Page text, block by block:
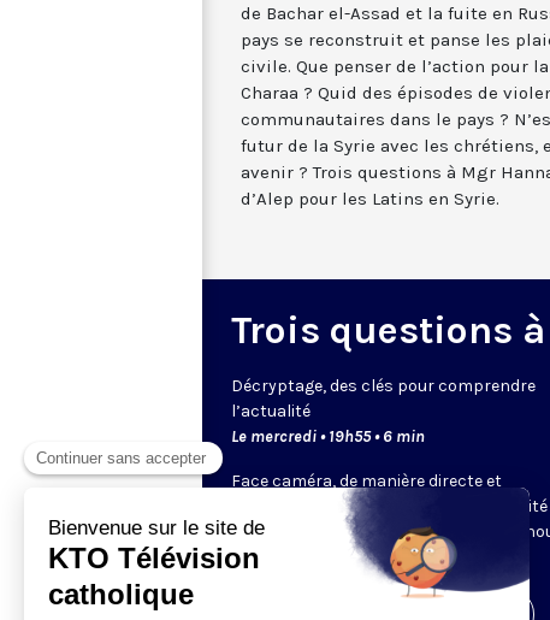
de Bachar el-Assad et la fuite en
pays se reconstruit et panse les
civile. Que penser de l’action pour
Charaa ? Quid des épisodes de
communautaires dans le pays ?
futur de la Syrie avec les chrétiens,
avenir ? Trois questions à Mgr
d’Alep pour les Latins en Syrie.
Trois questions à
Décryptage, des clés pour comprendre
l’actualité
Le mercredi • 19h55 • 6 min
Face caméra, de manière directe et
dynamique, un expert de KTO ou un invité
choisi par la rédaction décrypte pour
un sujet.